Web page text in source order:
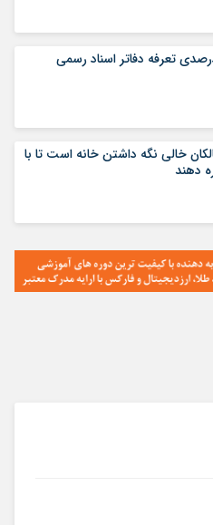
خالی نگه داشتن خانه است تا با
دهند